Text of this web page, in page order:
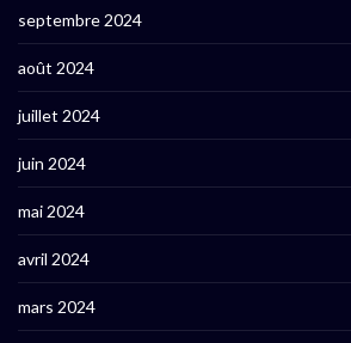
septembre 2024
août 2024
juillet 2024
juin 2024
mai 2024
avril 2024
mars 2024